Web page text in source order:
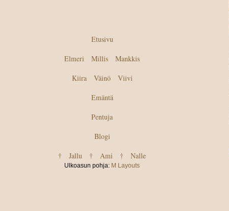
Etusivu
Elmeri
Millis
Mankkis
Kiira
Väinö
Viivi
Emäntä
Pentuja
Blogi
† Jallu
† Ami † Nalle
Ulkoasun pohja: M Layouts